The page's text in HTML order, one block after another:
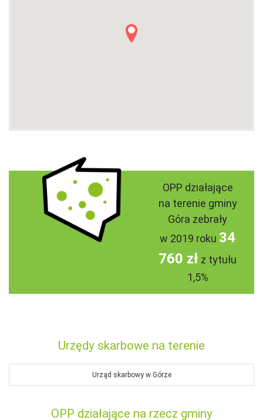
OPP działające
na terenie gminy
Góra zebrały
w 2019 roku 34
760 zł z tytułu
1,5%
Urzędy skarbowe na terenie
Urząd skarbowy w Górze
OPP działające na rzecz gminy